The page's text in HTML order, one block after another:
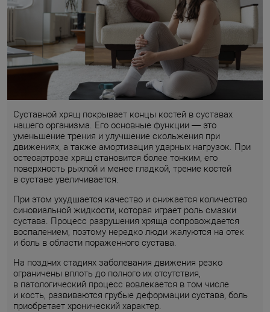
Суставной хрящ покрывает концы костей в суставах
нашего организма. Его основные функции — это
уменьшение трения и улучшение скольжения при
движениях, а также амортизация ударных нагрузок. При
остеоартрозе хрящ становится более тонким, его
поверхность рыхлой и менее гладкой, трение костей
в суставе увеличивается.
При этом ухудшается качество и снижается количество
синовиальной жидкости, которая играет роль смазки
сустава. Процесс разрушения хряща сопровождается
воспалением, поэтому нередко люди жалуются на отек
и боль в области пораженного сустава.
На поздних стадиях заболевания движения резко
ограничены вплоть до полного их отсутствия,
в патологический процесс вовлекается в том числе
и кость, развиваются грубые деформации сустава, боль
приобретает хронический характер.